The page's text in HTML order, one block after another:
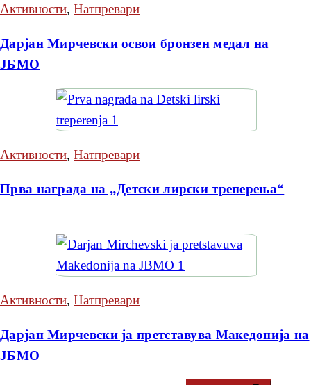
Активности, Натпревари
Дарјан Мирчевски освои бронзен медал на
ЈБМО
Активности, Натпревари
Прва награда на „Детски лирски треперења“
Активности, Натпревари
Дарјан Мирчевски ја претставува Македонија на
ЈБМО